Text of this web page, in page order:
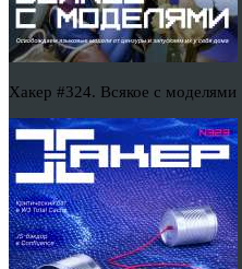
Хакер #324. Всякое с моделями